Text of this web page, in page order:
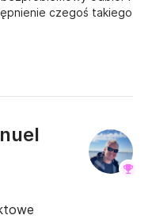
czegoś takiego